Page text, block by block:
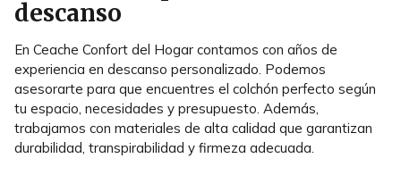
descanso
En Ceache Confort del Hogar contamos con años de
experiencia en descanso personalizado. Podemos
asesorarte para que encuentres el colchón perfecto según
tu espacio, necesidades y presupuesto. Además,
trabajamos con materiales de alta calidad que garantizan
durabilidad, transpirabilidad y firmeza adecuada.